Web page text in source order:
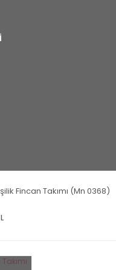
Fincan Takımı (Mn 0368)